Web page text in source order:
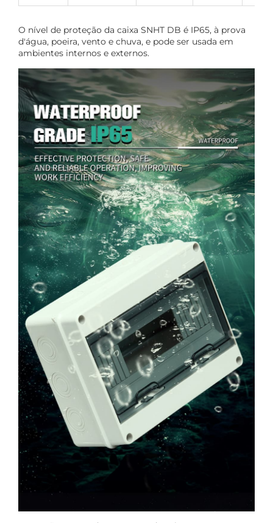
O nível de proteção da caixa SNHT DB é IP65, à prova
d'água, poeira, vento e chuva, e pode ser usada em
ambientes internos e externos.